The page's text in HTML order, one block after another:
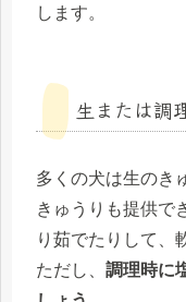
します。
生または調
多くの犬は生のき
きゅうりも提供で
り茹でたりして、
ただし、 調理時に